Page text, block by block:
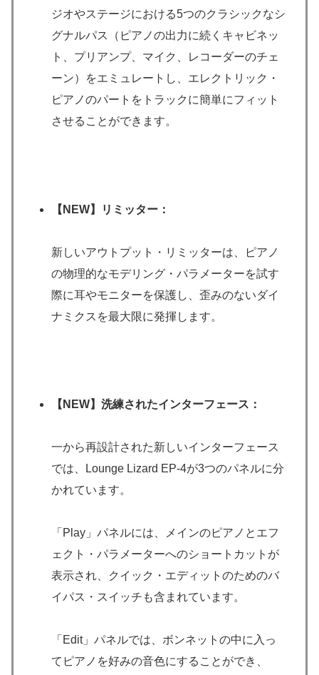
ジオやステージにおける5つのクラシックなシ
グナルパス（ピアノの出力に続くキャビネッ
ト、プリアンプ、マイク、レコーダーのチェ
ーン）をエミュレートし、エレクトリック・
ピアノのパートをトラックに簡単にフィット
させることができます。
【NEW】 リミッター：
新しいアウトプット・リミッターは、ピアノ
の物理的なモデリング・パラメーターを試す
際に耳やモニターを保護し、歪みのないダイ
ナミクスを最大限に発揮します。
【NEW】洗練されたインターフェース：
一から再設計された新しいインターフェース
では、Lounge Lizard EP-4が3つのパネルに分
かれています。
「Play」パネルには、メインのピアノとエフ
ェクト・パラメーターへのショートカットが
表示され、クイック・エディットのためのバ
イパス・スイッチも含まれています。
「Edit」パネルでは、ボンネットの中に入っ
てピアノを好みの音色にすることができ、